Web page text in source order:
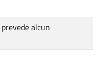
alcun